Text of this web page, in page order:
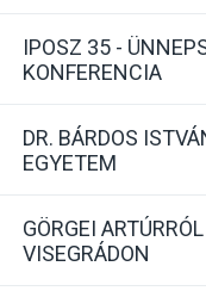
IPOSZ 35 -
KONFERENCIA
DR. BÁRDOS
EGYETEM
GÖRGEI
VISEGRÁDON